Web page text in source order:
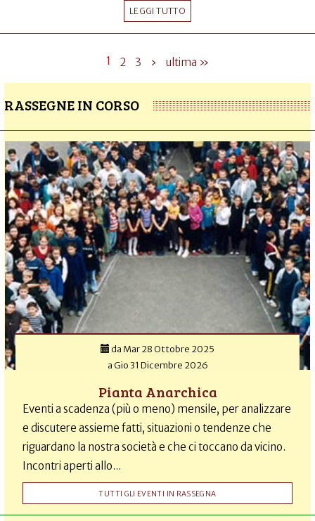
LEGGI TUTTO
1 2 3 › ultima »
RASSEGNE IN CORSO
da Mar 28 Ottobre 2025
aGio 31 Dicembre 2026
Pianta Anarchica
Eventi a scadenza (più o meno) mensile, per analizzare
e discutere assieme fatti, situazioni o tendenze che
riguardano la nostra società e che ci toccano da vicino.
Incontri aperti allo...
TUTTI GLI EVENTI IN RASSEGNA